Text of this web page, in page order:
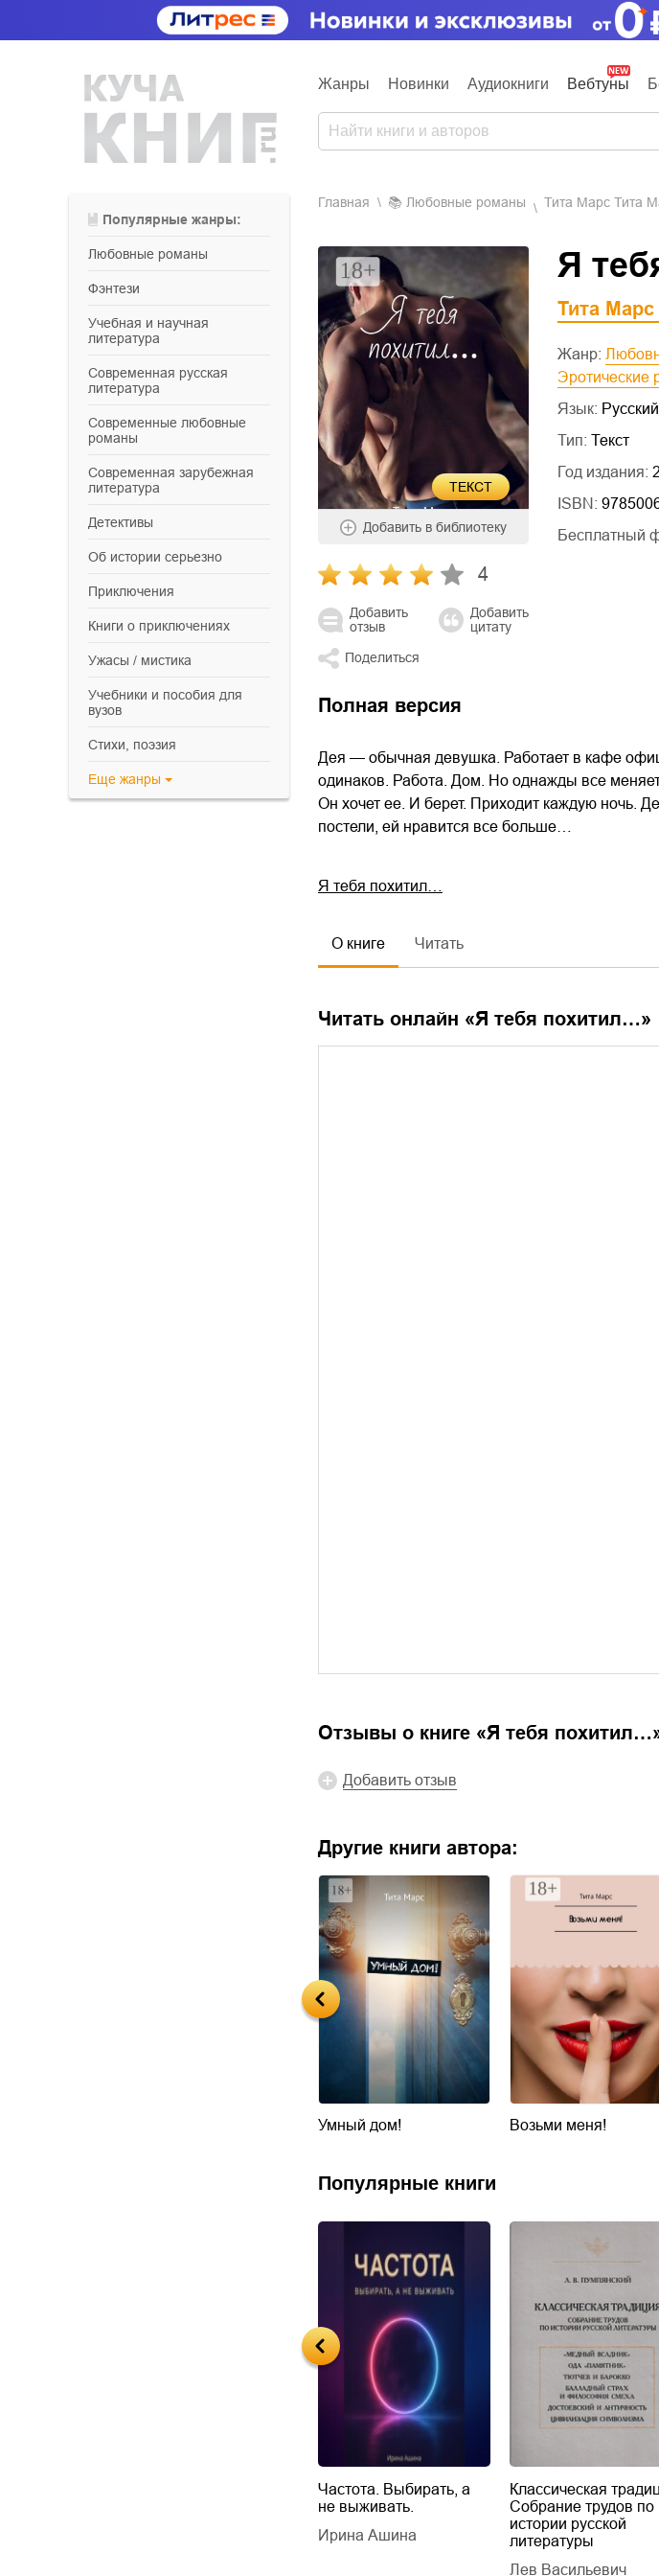
Жанры Новинки Аудиокниги Вебтуны
Популярные жанры:
любовные романы
фэнтези
учебная и научная
литература
современная русская
литература
современные любовные
романы
современная зарубежная
литература
детективы
об истории серьезно
приключения
книги о приключениях
ужасы / мистика
учебники и пособия для
вузов
cтихи, поэзия
Еще жанры
Главная 📚 любовные романы Тита Марс Тита
ТЕКСТ
Добавить в библиотеку
4
Добавить
отзыв
Добавить
цитату
Поделиться
Я
Тита
Жанр:
Язык: Русский
Тип: Текст
Год издания:
ISBN:
Бесплатный
Полная версия
Дея — обычная девушка. Работает в кафе
одинаков. Работа. Дом. Но однажды все
Он хочет ее. И берет. Приходит каждую ночь.
постели, ей нравится все больше…
Я тебя похитил…
О книге Читать
Читать онлайн «Я тебя похитил…»
Отзывы о книге «Я тебя похитил…
Добавить отзыв
Другие книги автора:
Умный дом! Возьми меня!
Популярные книги
Частота. Выбирать, а
не выживать.
Ирина Ашина
Классическая
Собрание трудов по
истории русской
литературы
Лев Васильевич